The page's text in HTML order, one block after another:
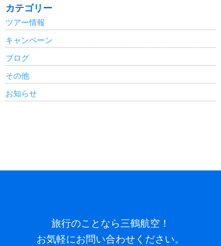
カテゴリー
ツアー情報
キャンペーン
ブログ
その他
お知らせ
旅行のことなら三鶴航空！
お気軽にお問い合わせください。